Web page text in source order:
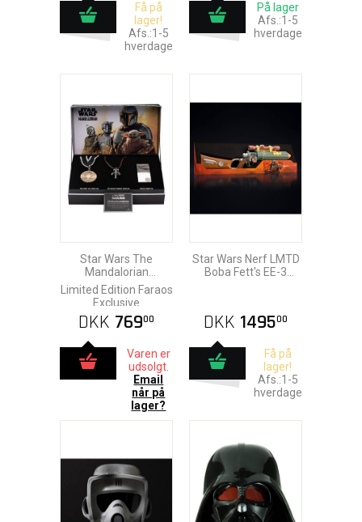
Få på
lager!
Afs.:1-5
hverdage
På lager
Afs.:1-5
hverdage
Star Wars The
Mandalorian
Premium Replica Box
Set
Limited Edition Faraos
Exclusive
DKK 76900
Varen er
udsolgt.
Email
når på
lager?
Star Wars Nerf LMTD
Boba Fett's EE-3
DKK 149500
Få på
lager!
Afs.:1-5
hverdage